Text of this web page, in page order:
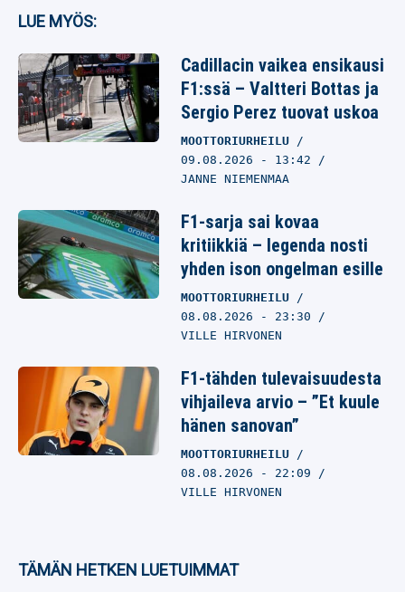
LUE MYÖS:
Cadillacin vaikea ensikausi
F1:ssä – Valtteri Bottas ja
Sergio Perez tuovat uskoa
MOOTTORIURHEILU
09.08.2026 - 13:42
JANNE NIEMENMAA
F1-sarja sai kovaa
kritiikkiä – legenda nosti
yhden ison ongelman esille
MOOTTORIURHEILU
08.08.2026 - 23:30
VILLE HIRVONEN
F1-tähden tulevaisuudesta
vihjaileva arvio – ”Et kuule
hänen sanovan”
MOOTTORIURHEILU
08.08.2026 - 22:09
VILLE HIRVONEN
TÄMÄN HETKEN LUETUIMMAT